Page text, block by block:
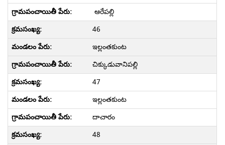
ఆరేపల్లి
46
ఇల్లంతకుంట
చిక్కుడువానిపల్లి
47
ఇల్లంతకుంట
దాచారం
48